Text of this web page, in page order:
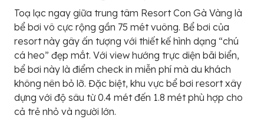
Toạ lạc ngay giữa trung tâm Resort Con Gà Vàng là
bể bơi vô cực rộng gần 75 mét vuông. Bể bơi của
resort này gây ấn tượng với thiết kế hình dạng “chú
cá heo” đẹp mắt. Với view hướng trực diện bãi biển,
bể bơi này là điểm check in miễn phí mà du khách
không nên bỏ lỡ. Đặc biệt, khu vực bể bơi resort xây
dựng với độ sâu từ 0.4 mét đến 1.8 mét phù hợp cho
cả trẻ nhỏ và người lớn.